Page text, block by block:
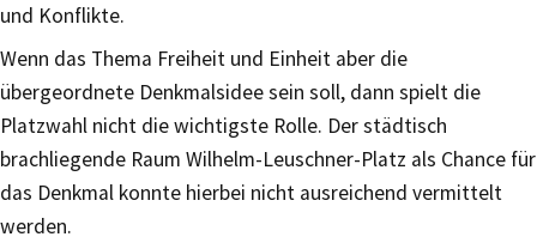
und Konflikte.
Wenn das Thema Freiheit und Einheit aber die
übergeordnete Denkmalsidee sein soll, dann spielt die
Platzwahl nicht die wichtigste Rolle. Der städtisch
brachliegende Raum Wilhelm-Leuschner-Platz als Chance für
das Denkmal konnte hierbei nicht ausreichend vermittelt
werden.